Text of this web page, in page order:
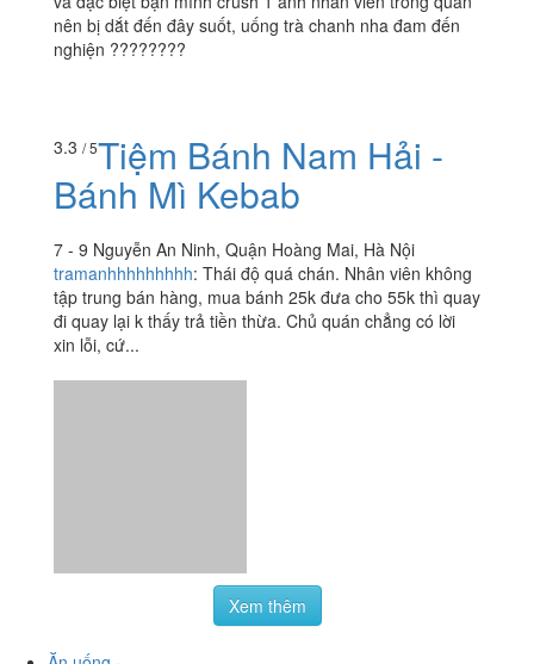
101 K12 Nguyễn Hiền, P. Bách Khoa, Quận Hai Bà
Trưng, Hà Nội
nghiện ????????
3.3/ 5Tiệm Bánh Nam Hải -
Bánh Mì Kebab
Xem thêm